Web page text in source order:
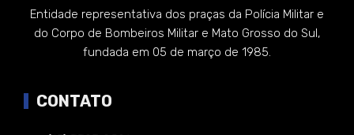
Entidade representativa dos praças da Polícia Militar e
do Corpo de Bombeiros Militar e Mato Grosso do Sul,
fundada em 05 de março de 1985.
CONTATO